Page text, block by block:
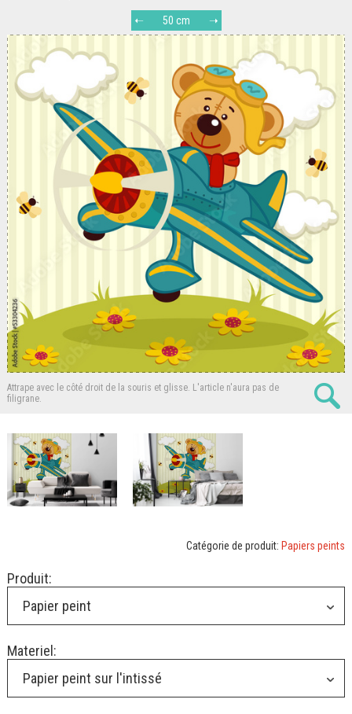
50 cm
Attrape avec le côté droit de la souris et glisse. L'article n'aura pas de
filigrane.
Catégorie de produit: Papiers peints
Produit:
Papier peint
Materiel:
Papier peint sur l'intissé